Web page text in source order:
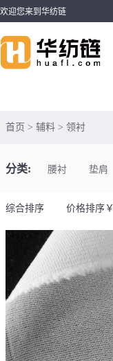
欢迎您来到华纺链
首页 > 辅料 > 领衬
分类: 腰衬 垫肩
综合排序 价格排序 ￥